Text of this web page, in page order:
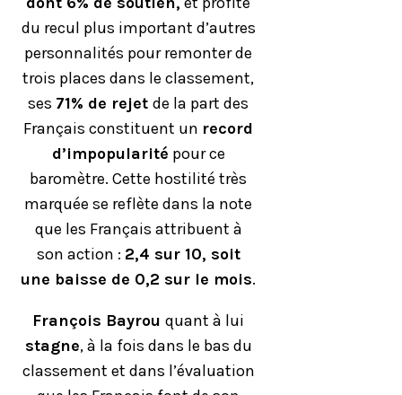
du recul plus important d’autres
personnalités pour remonter de
trois places dans le classement,
ses 71% de rejetde la part des
Français constituent un record
d’impopularité pour ce
baromètre. Cette hostilité très
marquée se reflète dans la note
que les Français attribuent à
son action : 2,4 sur 10, soit
une baisse de 0,2 sur le mois.
François Bayrouquant à lui
stagne, à la fois dans le bas du
classement et dans l’évaluation